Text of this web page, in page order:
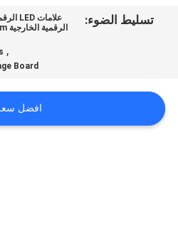
اتصل
أخبار
تسليط الضوء:
,
Board
افضل